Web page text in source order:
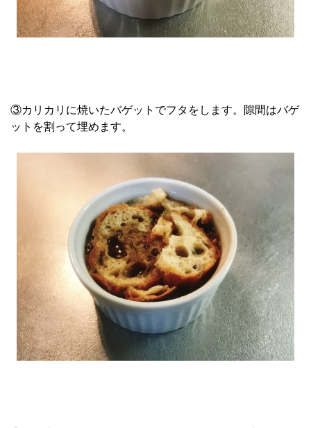
③カリカリに焼いたバゲットでフタをします。隙間はバゲ
ットを割って埋めます。